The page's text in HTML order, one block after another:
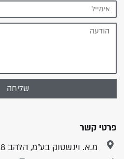
פרטי קשר
מ.א. וינשטוק בע״מ, הלהב 8, ת.ד. 1864, חולון
שליחה